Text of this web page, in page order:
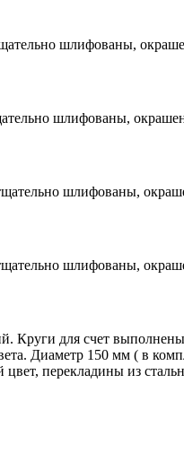
шлифованы,
шлифованы,
шлифованы,
шлифованы,
Круги для счет
Диаметр 150 мм ( в
перекладины из